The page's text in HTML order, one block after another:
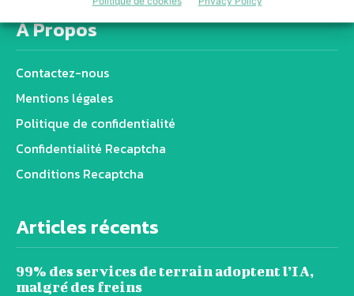
À Propos
Contactez-nous
Mentions légales
Politique de confidentialité
Confidentialité Recaptcha
Conditions Recaptcha
Articles récents
99% des services de terrain adoptent l’IA,
malgré des freins